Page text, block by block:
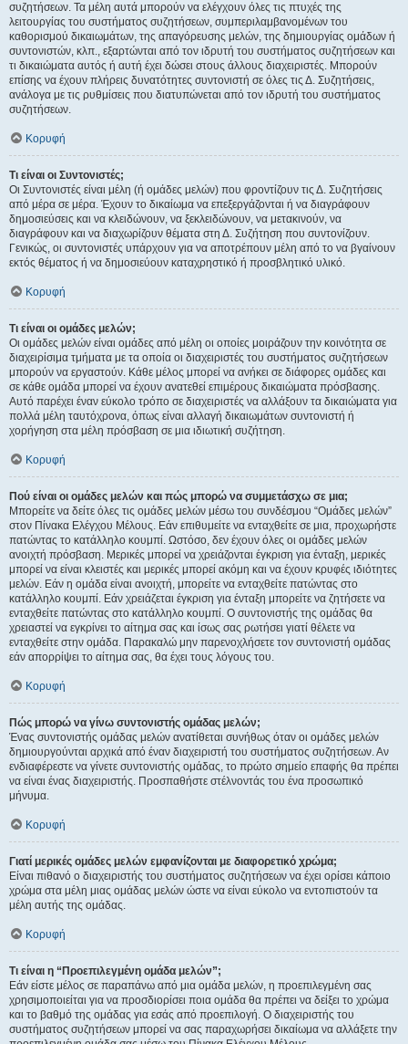
συζητήσεων. Τα μέλη αυτά μπορούν να ελέγχουν όλες τις πτυχές της
λειτουργίας του συστήματος συζητήσεων, συμπεριλαμβανομένων του
καθορισμού δικαιωμάτων, της απαγόρευσης μελών, της δημιουργίας ομάδων ή
συντονιστών, κλπ., εξαρτώνται από τον ιδρυτή του συστήματος συζητήσεων και
τι δικαιώματα αυτός ή αυτή έχει δώσει στους άλλους διαχειριστές. Μπορούν
επίσης να έχουν πλήρεις δυνατότητες συντονιστή σε όλες τις Δ. Συζητήσεις,
ανάλογα με τις ρυθμίσεις που διατυπώνεται από τον ιδρυτή του συστήματος
συζητήσεων.
Κορυφή
Τι είναι οι Συντονιστές;
Οι Συντονιστές είναι μέλη (ή ομάδες μελών) που φροντίζουν τις Δ. Συζητήσεις
από μέρα σε μέρα. Έχουν το δικαίωμα να επεξεργάζονται ή να διαγράφουν
δημοσιεύσεις και να κλειδώνουν, να ξεκλειδώνουν, να μετακινούν, να
διαγράφουν και να διαχωρίζουν θέματα στη Δ. Συζήτηση που συντονίζουν.
Γενικώς, οι συντονιστές υπάρχουν για να αποτρέπουν μέλη από το να βγαίνουν
εκτός θέματος ή να δημοσιεύουν καταχρηστικό ή προσβλητικό υλικό.
Κορυφή
Τι είναι οι ομάδες μελών;
Οι ομάδες μελών είναι ομάδες από μέλη οι οποίες μοιράζουν την κοινότητα σε
διαχειρίσιμα τμήματα με τα οποία οι διαχειριστές του συστήματος συζητήσεων
μπορούν να εργαστούν. Κάθε μέλος μπορεί να ανήκει σε διάφορες ομάδες και
σε κάθε ομάδα μπορεί να έχουν ανατεθεί επιμέρους δικαιώματα πρόσβασης.
Αυτό παρέχει έναν εύκολο τρόπο σε διαχειριστές να αλλάξουν τα δικαιώματα για
πολλά μέλη ταυτόχρονα, όπως είναι αλλαγή δικαιωμάτων συντονιστή ή
χορήγηση στα μέλη πρόσβαση σε μια ιδιωτική συζήτηση.
Κορυφή
Πού είναι οι ομάδες μελών και πώς μπορώ να συμμετάσχω σε μια;
Μπορείτε να δείτε όλες τις ομάδες μελών μέσω του συνδέσμου “Ομάδες μελών”
στον Πίνακα Ελέγχου Μέλους. Εάν επιθυμείτε να ενταχθείτε σε μια, προχωρήστε
πατώντας το κατάλληλο κουμπί. Ωστόσο, δεν έχουν όλες οι ομάδες μελών
ανοιχτή πρόσβαση. Μερικές μπορεί να χρειάζονται έγκριση για ένταξη, μερικές
μπορεί να είναι κλειστές και μερικές μπορεί ακόμη και να έχουν κρυφές ιδιότητες
μελών. Εάν η ομάδα είναι ανοιχτή, μπορείτε να ενταχθείτε πατώντας στο
κατάλληλο κουμπί. Εάν χρειάζεται έγκριση για ένταξη μπορείτε να ζητήσετε να
ενταχθείτε πατώντας στο κατάλληλο κουμπί. Ο συντονιστής της ομάδας θα
χρειαστεί να εγκρίνει το αίτημα σας και ίσως σας ρωτήσει γιατί θέλετε να
ενταχθείτε στην ομάδα. Παρακαλώ μην παρενοχλήσετε τον συντονιστή ομάδας
εάν απορρίψει το αίτημα σας, θα έχει τους λόγους του.
Κορυφή
Πώς μπορώ να γίνω συντονιστής ομάδας μελών;
Ένας συντονιστής ομάδας μελών ανατίθεται συνήθως όταν οι ομάδες μελών
δημιουργούνται αρχικά από έναν διαχειριστή του συστήματος συζητήσεων. Αν
ενδιαφέρεστε να γίνετε συντονιστής ομάδας, το πρώτο σημείο επαφής θα πρέπει
να είναι ένας διαχειριστής. Προσπαθήστε στέλνοντάς του ένα προσωπικό
μήνυμα.
Κορυφή
Γιατί μερικές ομάδες μελών εμφανίζονται με διαφορετικό χρώμα;
Είναι πιθανό ο διαχειριστής του συστήματος συζητήσεων να έχει ορίσει κάποιο
χρώμα στα μέλη μιας ομάδας μελών ώστε να είναι εύκολο να εντοπιστούν τα
μέλη αυτής της ομάδας.
Κορυφή
Τι είναι η “Προεπιλεγμένη ομάδα μελών”;
Εάν είστε μέλος σε παραπάνω από μια ομάδα μελών, η προεπιλεγμένη σας
χρησιμοποιείται για να προσδιορίσει ποια ομάδα θα πρέπει να δείξει το χρώμα
και το βαθμό της ομάδας για εσάς από προεπιλογή. Ο διαχειριστής του
συστήματος συζητήσεων μπορεί να σας παραχωρήσει δικαίωμα να αλλάξετε την